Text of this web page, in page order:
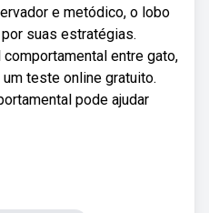
e metódico, o lobo
suas estratégias.
entre gato,
teste online gratuito.
pode ajudar